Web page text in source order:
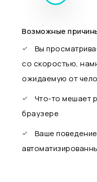
Возможные
Вы
со скоростью,
ожидаемую от
Что-то мешает
браузере
Ваше